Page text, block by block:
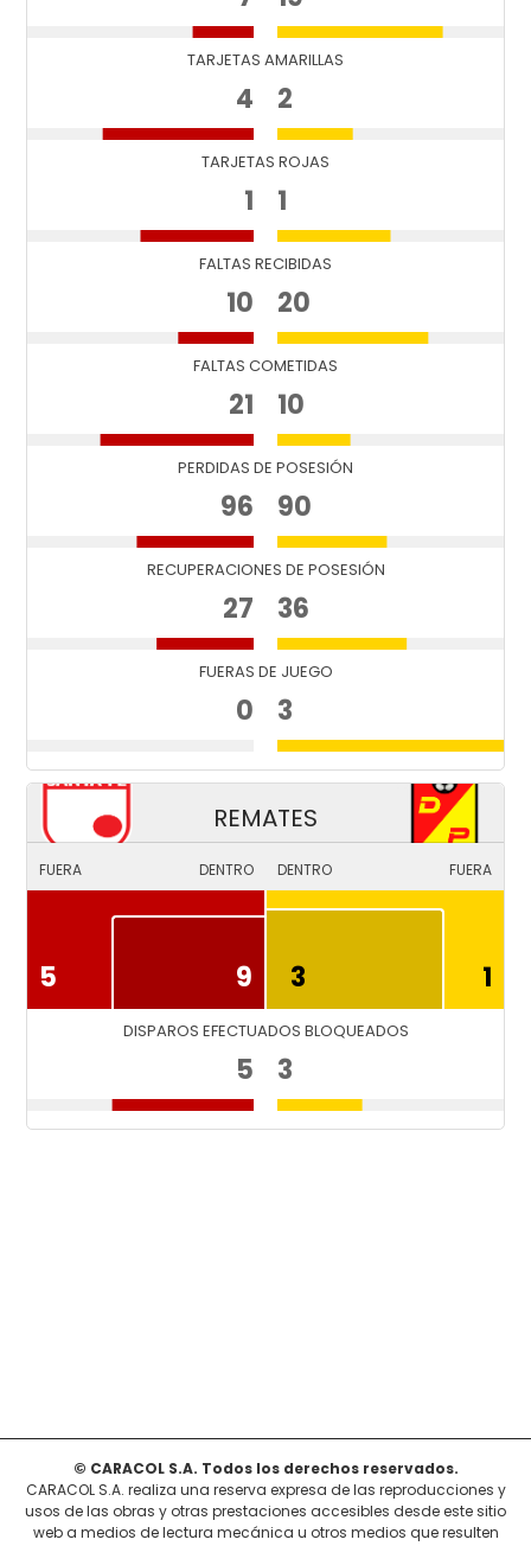
TARJETAS AMARILLAS
4 2
TARJETAS ROJAS
1 1
FALTAS RECIBIDAS
10 20
FALTAS COMETIDAS
21 10
PERDIDAS DE POSESIÓN
96 90
RECUPERACIONES DE POSESIÓN
27 36
FUERAS DE JUEGO
0 3
REMATES
FUERA DENTRO
5 9
DENTRO FUERA
3 1
DISPAROS EFECTUADOS BLOQUEADOS
5 3
© CARACOL S.A. Todos los derechos reservados.
CARACOL S.A. realiza una reserva expresa de las reproducciones y
usos de las obras y otras prestaciones accesibles desde este sitio
web a medios de lectura mecánica u otros medios que resulten